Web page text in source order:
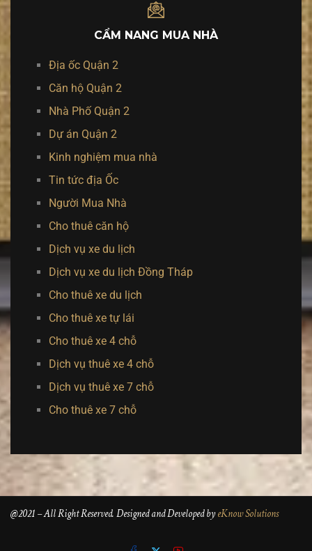
CẨM NANG MUA NHÀ
Địa ốc Quận 2
Căn hộ Quận 2
Nhà Phố Quận 2
Dự án Quận 2
Kinh nghiệm mua nhà
Tin tức địa Ốc
Người Mua Nhà
Cho thuê căn hộ
Dịch vụ xe du lịch
Dịch vụ xe du lịch Đồng Tháp
Cho thuê xe du lịch
Cho thuê xe tự lái
Cho thuê xe 4 chỗ
Dịch vụ thuê xe 4 chỗ
Dịch vụ thuê xe 7 chỗ
Cho thuê xe 7 chỗ
@2021 – All Right Reserved. Designed and Developed byeKnow Solutions